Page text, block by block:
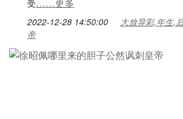
受
2022-12-28 14:50:00
大放异彩,年生,
帝